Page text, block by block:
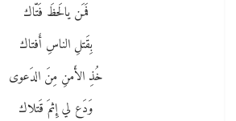
فَمَن يالَحظَ فَتّاك
بِقَتلِ الناسِ أَفتاك
خُذِ الأَمنِ مِنَ الدَعوى
وَدَع لي إِثمَ قَتلاك